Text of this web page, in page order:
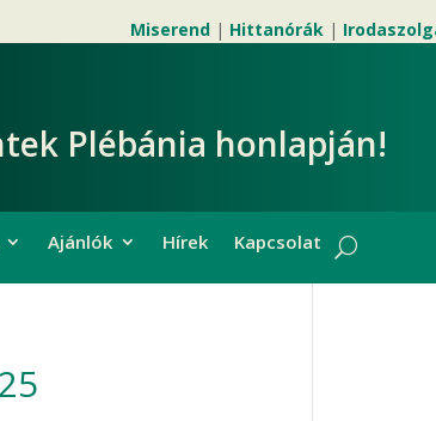
Miserend| Hittanórák|
Plébánia honlapján!
Ajánlók Hírek Kapcsolat